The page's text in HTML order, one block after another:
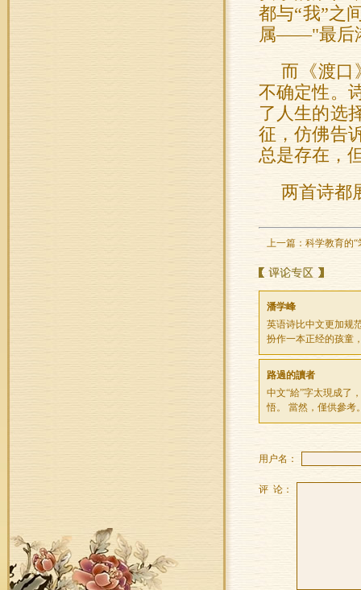
都与“我”之
属——"最后
而《渡口
不确定性。
了人生的选
征，仿佛告
总是存在，
两首诗都
上一篇： 科学教育的“
潘学峰
英语诗比中文更加规
扮作一本正经的孩童
路過的讀者
中文“給”字太現成了
悟。 當然，僅供參考
用户名：
评 论：